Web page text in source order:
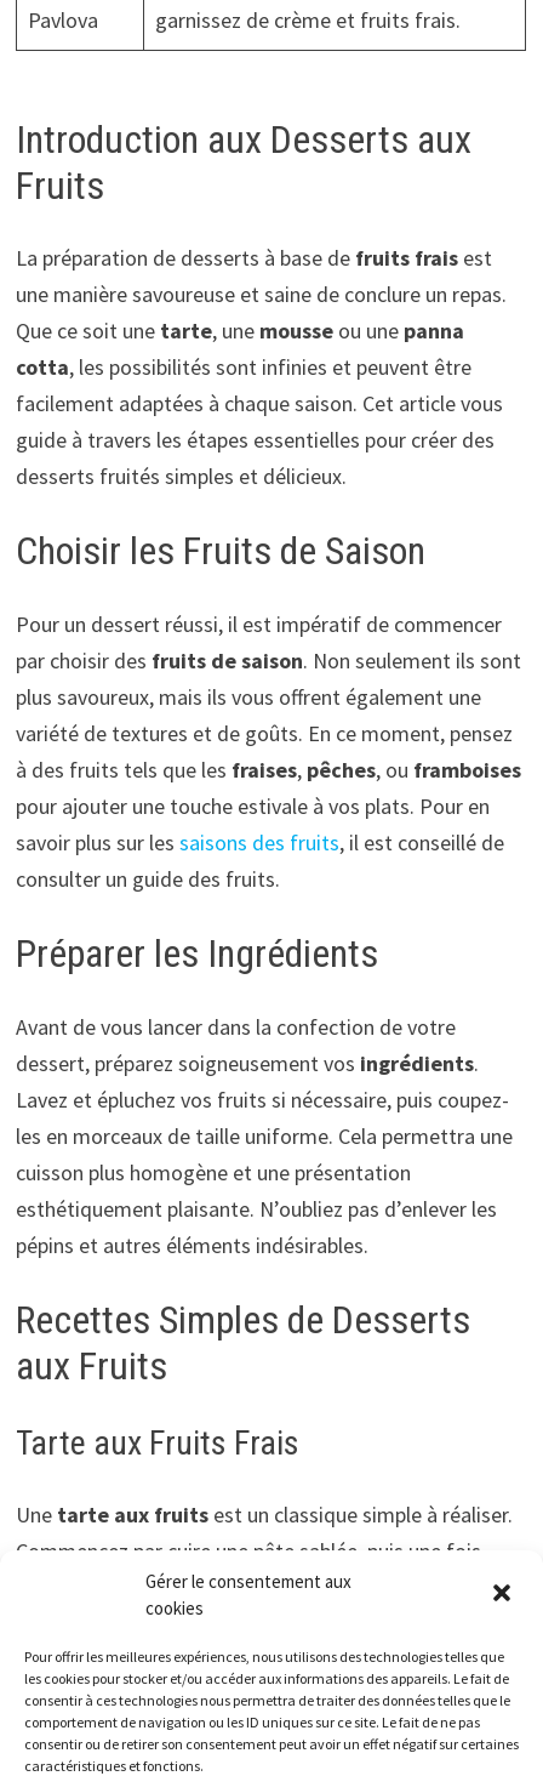
Gérer le consentement aux
cookies
Pour offrir les meilleures expériences, nous utilisons des technologies telles que
les cookies pour stocker et/ou accéder aux informations des appareils. Le fait de
consentir à ces technologies nous permettra de traiter des données telles que le
comportement de navigation ou les ID uniques sur ce site. Le fait de ne pas
consentir ou de retirer son consentement peut avoir un effet négatif sur certaines
caractéristiques et fonctions.
Pavlova
garnissez de crème et fruits frais.
Introduction aux Desserts aux
Fruits
La préparation de desserts à base de fruits frais est
une manière savoureuse et saine de conclure un repas.
Que ce soit une tarte, une mousse ou une panna
cotta, les possibilités sont infinies et peuvent être
facilement adaptées à chaque saison. Cet article vous
guide à travers les étapes essentielles pour créer des
desserts fruités simples et délicieux.
Choisir les Fruits de Saison
Pour un dessert réussi, il est impératif de commencer
par choisir des fruits de saison. Non seulement ils sont
plus savoureux, mais ils vous offrent également une
variété de textures et de goûts. En ce moment, pensez
à des fruits tels que les fraises, pêches, ou framboises
pour ajouter une touche estivale à vos plats. Pour en
savoir plus sur lessaisons des fruits, il est conseillé de
consulter un guide des fruits.
Préparer les Ingrédients
Avant de vous lancer dans la confection de votre
dessert, préparez soigneusement vos ingrédients.
Lavez et épluchez vos fruits si nécessaire, puis coupez-
les en morceaux de taille uniforme. Cela permettra une
cuisson plus homogène et une présentation
esthétiquement plaisante. N’oubliez pas d’enlever les
pépins et autres éléments indésirables.
Recettes Simples de Desserts
aux Fruits
Tarte aux Fruits Frais
Une tarte aux fruits est un classique simple à réaliser.
Commencez par cuire une pâte sablée, puis une fois
refroidie, garnissez-la de crème pâtissière. Disposez vos
fruits coupés sur le dessus pour une explosion de
couleurs et de saveurs.
Mousse de Fruits